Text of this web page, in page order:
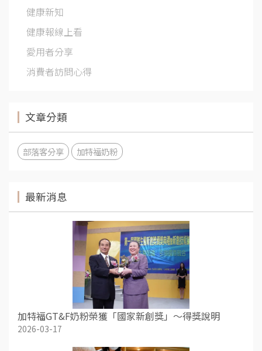
健康新知
健康報線上看
愛用者分享
消費者訪問心得
文章分類
部落客分享 加特福奶粉
最新消息
加特福GT&F奶粉榮獲「國家新創獎」～得獎說明
2026-03-17